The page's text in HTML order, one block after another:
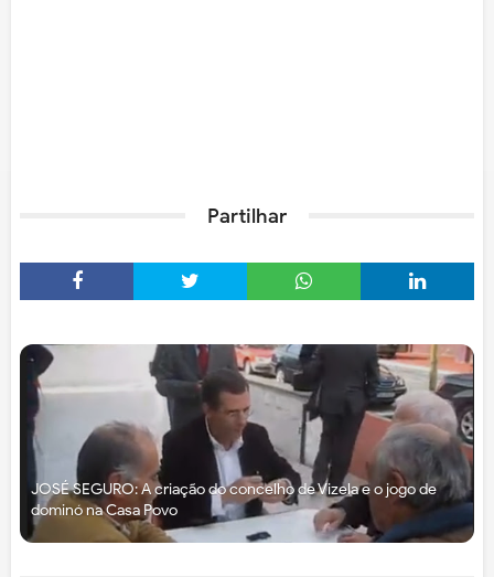
Partilhar
JOSÉ SEGURO: A criação do concelho de Vizela e o jogo de
dominó na Casa Povo